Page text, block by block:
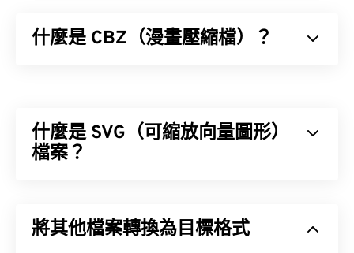
什麼是 CBZ（漫畫壓縮檔）？
他 CBZ 檔案一樣。 CBZ 是一種用於建立漫畫電子書
的實用檔案類型。
如何開啟 CBZ 檔案？
什麼是 SVG（可縮放向量圖形）
檔案？
圖形，並支援有限的動畫。顧名思義，使用 SVG 檔
將其他檔案轉換為目標格式